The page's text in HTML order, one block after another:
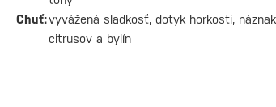
Chuť:vyvážená sladkosť, dotyk horkosti,
citrusov a bylín